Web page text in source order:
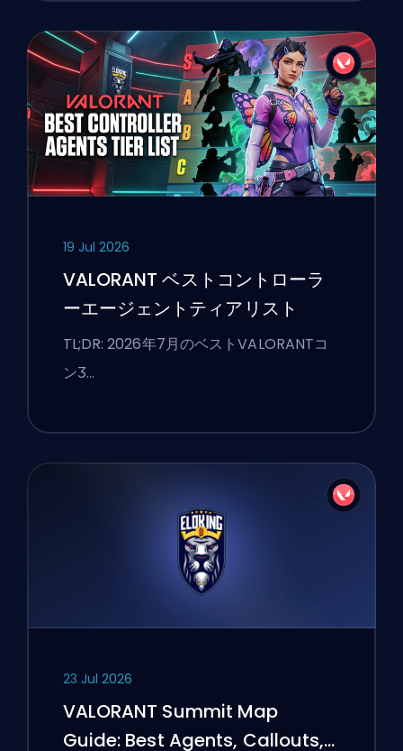
19 Jul 2026
VALORANT ベストコントローラ
ーエージェントティアリスト
TL;DR: 2026年7月のベストVALORANTコ
ンӠ…
23 Jul 2026
VALORANT Summit Map
Guide: Best Agents, Callouts,